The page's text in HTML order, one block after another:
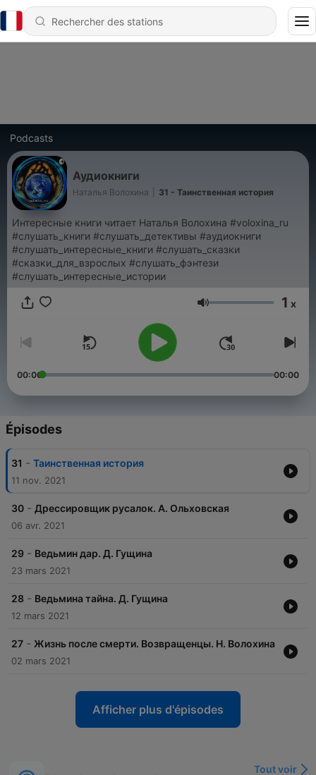
Podcasts
Аудиокниги
Наталья Волохина 31 - Таинственная история
Интересные книги читает Наталья Волохина #voloxina_ru
#слушать_книги #слушать_детективы #аудиокниги
#слушать_интересные_книги #слушать_сказки
#сказки_для_взрослых #слушать_фэнтези
#слушать_интересные_истории
Volume 1 x
00:00 00:00
Épisodes
31 - Таинственная история
11 nov. 2021
30 - Дрессировщик русалок. А. Ольховская
06 avr. 2021
29 - Ведьмин дар. Д. Гущина
23 mars 2021
28 - Ведьмина тайна. Д. Гущина
12 mars 2021
27 - Жизнь после смерти. Возвращенцы. Н. Волохина
02 mars 2021
Afficher plus d'épisodes
Tout voir